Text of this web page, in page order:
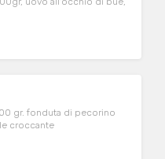
gr. fonduta di pecorino
croccante